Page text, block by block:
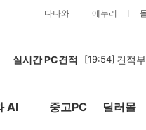
다나와 에누리
실시간 PC견적
[19:42] 견적
[18:05]
견적
AI 중고PC 딜러몰